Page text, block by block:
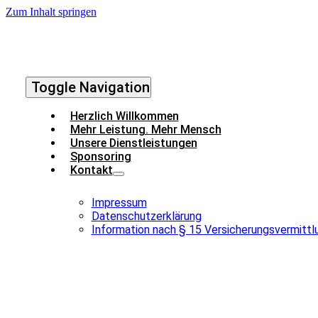
Zum Inhalt springen
Toggle Navigation
Herzlich Willkommen
Mehr Leistung. Mehr Mensch
Unsere Dienstleistungen
Sponsoring
Kontakt
Impressum
Datenschutzerklärung
Information nach § 15